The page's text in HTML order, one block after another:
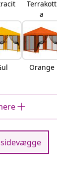
Terrakott
a
Orange